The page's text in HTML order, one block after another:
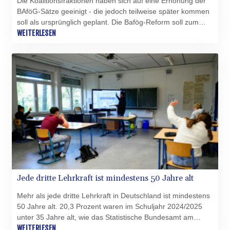
PHP 70.051904
PKR 319.84077
QAR 4.211344
RON 5.255707
RSD 117.398041
RUB 95.645946
RWF 1692.396524
SAR 4.327188
SBD 9.29748
SCR 16.61684
SDG 691.979475
SGD 1.479029
SLE 28.346301
STD 23851.110525
BAföG-Sätze geeinigt - die jedoch teilweise später kommen
soll als ursprünglich geplant. Die Bafög-Reform soll zum
Sommersemester 2027 in Kraft treten, wie die Fraktionen
WEITERLESEN
Jede dritte Lehrkraft ist mindestens 50 Jahre alt
Mehr als jede dritte Lehrkraft in Deutschland ist mindestens
50 Jahre alt. 20,3 Prozent waren im Schuljahr 2024/2025
unter 35 Jahre alt, wie das Statistische Bundesamt am
Mittwoch in Wiesbaden mitteilte. Bei der Altersstruktur gibt
WEITERLESEN